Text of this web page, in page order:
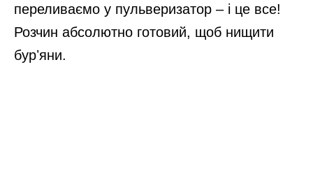
переливаємо у пульверизатор – і це все!
Розчин абсолютно готовий, щоб нищити
бурʼяни.